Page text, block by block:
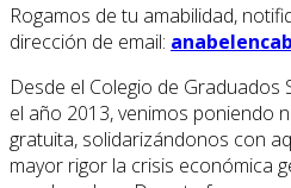
Rogamos de tu amabilidad,
dirección de email:
Desde el Colegio de Graduados
el año 2013, venimos poniendo
gratuita, solidarizándonos con
mayor rigor la crisis económica